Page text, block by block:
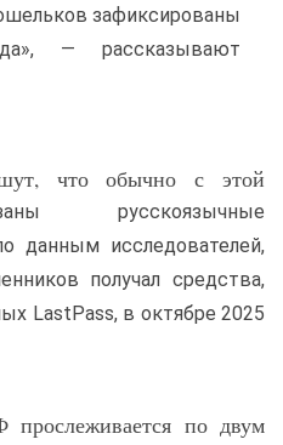
зафиксированы
— рассказывают
что обычно с этой
русскоязычные
данным исследователей,
получал средства,
LastPass, в октябре 2025
по двум